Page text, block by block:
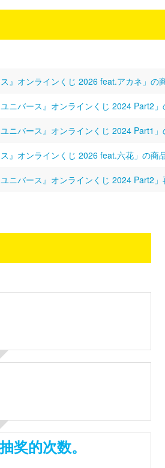
』オンラインくじ 2026 feat.アカネ」の
ニバース』オンラインくじ 2024 Part2
ニバース』オンラインくじ 2024 Part1
』オンラインくじ 2026 feat.六花」の商
ニバース』オンラインくじ 2024 Part2
奖的次数。